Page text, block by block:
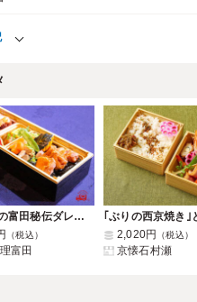
特選若鶏の富田秘伝ダレ照り焼き高級海苔弁当と7種の副菜【彩り御膳】
（税込）
富田
2,020円 （税込）
京懐石村瀬